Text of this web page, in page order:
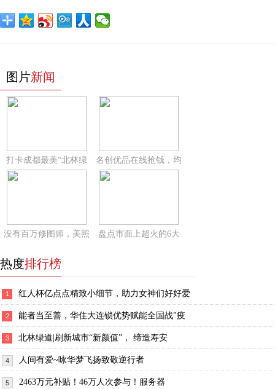
图片新闻
打卡成都最美“北林绿 名创优品在线抢钱，均
没有百万修图师，美照 盘点市面上超火的6大
热度排行榜
1 红人杯亿点点精致小细节，助力女神们好好爱
2 能者当至善，华住大连锁优势赋能全国战"疫
3 北林绿道|刷新城市“新颜值”， 缔造寿安
4 人间有爱~咏华梦飞扬致敬逆行者
5 2463万元补贴！46万人次参与！服务器